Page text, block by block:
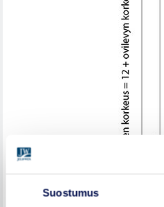
Suostumus